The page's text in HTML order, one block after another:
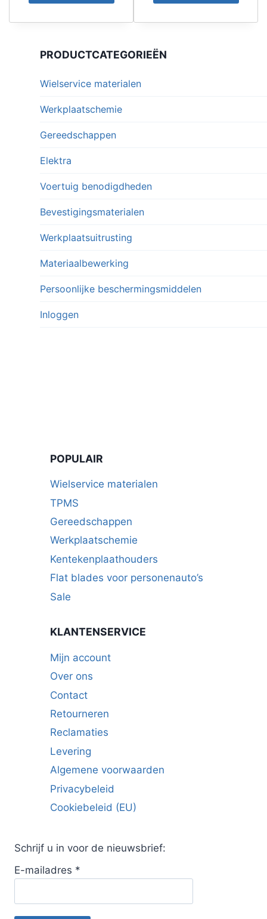
PRODUCTCATEGORIEËN
Wielservice materialen
Werkplaatschemie
Gereedschappen
Elektra
Voertuig benodigdheden
Bevestigingsmaterialen
Werkplaatsuitrusting
Materiaalbewerking
Persoonlijke beschermingsmiddelen
Inloggen
POPULAIR
Wielservice materialen
TPMS
Gereedschappen
Werkplaatschemie
Kentekenplaathouders
Flat blades voor personenauto’s
Sale
KLANTENSERVICE
Mijn account
Over ons
Contact
Retourneren
Reclamaties
Levering
Algemene voorwaarden
Privacybeleid
Cookiebeleid (EU)
Schrijf u in voor de nieuwsbrief:
E-mailadres *